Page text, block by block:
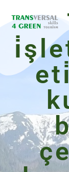
atla